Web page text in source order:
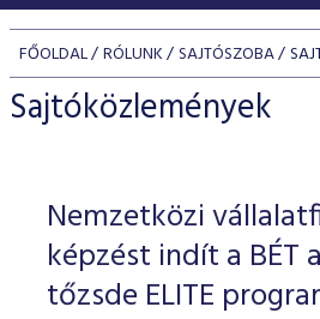
KERESKEDÉSI ADATOK
INDEXEK
Jelzáloglevél indexek
Vállalati kötvény indexek
Azonnali Piac
Részvények
Származékos piac
BEFEKTETŐK
Részvény szekció
Hitelpapír szekció
BÉT szabályzatok
Befektetővédelem
Alkalmazott díjstruktúra
Elszámolás
Részvény és vállalati kötvény
program
BÉT Xtend - Részvénypiac
TŐZSDETAGOK
Tőzsdetagok, üzletkötők
VENDOROK
FŐOLDAL RÓLUNK SAJTÓSZOBA
Sajtóközlemények
Nemzetközi
képzést indít a BÉT
tőzsde ELITE